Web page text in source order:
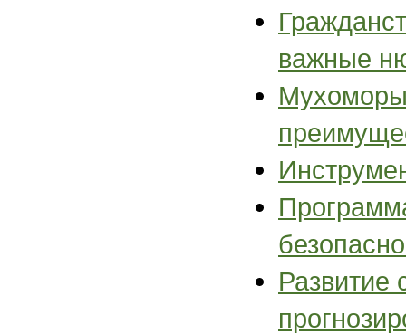
важные
Развитие